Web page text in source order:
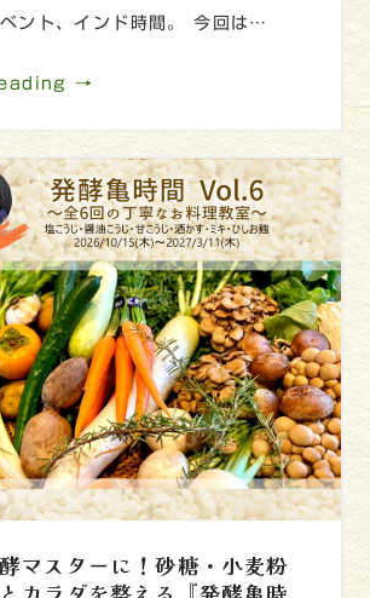
ント、インド時間。 今回は…
→
マスターに！砂糖・小麦粉